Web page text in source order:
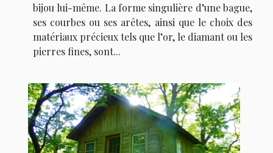
bijou lui-même. La forme singulière d’une bague,
ses courbes ou ses arêtes, ainsi que le choix des
matériaux précieux tels que l’or, le diamant ou les
pierres fines, sont...